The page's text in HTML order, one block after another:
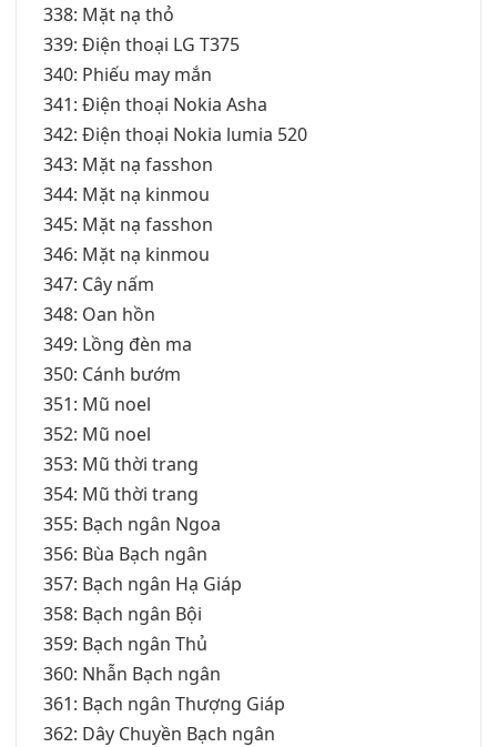
338: Mặt nạ thỏ
339: Điện thoại LG T375
340: Phiếu may mắn
341: Điện thoại Nokia Asha
342: Điện thoại Nokia lumia 520
343: Mặt nạ fasshon
344: Mặt nạ kinmou
345: Mặt nạ fasshon
346: Mặt nạ kinmou
347: Cây nấm
348: Oan hồn
349: Lồng đèn ma
350: Cánh bướm
351: Mũ noel
352: Mũ noel
353: Mũ thời trang
354: Mũ thời trang
355: Bạch ngân Ngoa
356: Bùa Bạch ngân
357: Bạch ngân Hạ Giáp
358: Bạch ngân Bội
359: Bạch ngân Thủ
360: Nhẫn Bạch ngân
361: Bạch ngân Thượng Giáp
362: Dây Chuyền Bạch ngân